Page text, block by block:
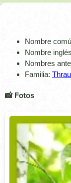
Nombre
Nombre
Nombres
Familia:
📸 Fotos